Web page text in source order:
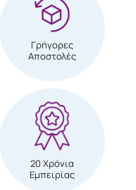
Γρήγορες
Αποστολές
20 Χρόνια
Εμπειρίας